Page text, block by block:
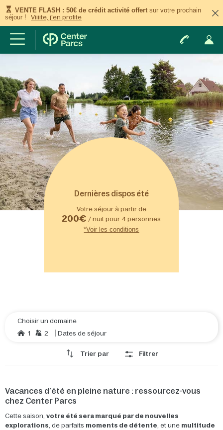
VENTE FLASH : 50€ de crédit activité offert sur votre prochain
séjour !
Viiiite, j'en profite
Dernières dispos été
Votre séjour à partir de
200€ / nuit pour 4 personnes
*Voir les conditions
Choisir un domaine
1
2 Dates de séjour
Trier par Filtrer
Vacances d’été en pleine nature : ressourcez-vous
chez Center Parcs
Cette saison, votre été sera marqué par de nouvelles
explorations , de parfaits moments de détente , et une multitude